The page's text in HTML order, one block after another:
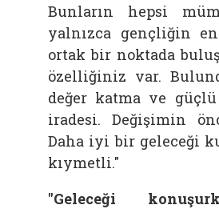
Bunların hepsi
yalnızca gençliğin
ortak bir noktada
özelliğiniz var.
değer katma ve
iradesi. Değişimin
Daha iyi bir geleceği
kıymetli."
"Geleceği